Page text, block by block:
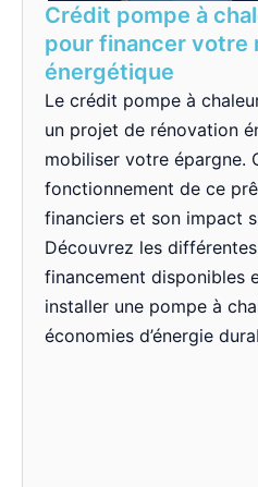
Crédit pompe à
pour financer votre
énergétique
Le crédit pompe à
un projet de rénovation
mobiliser votre épargne.
fonctionnement de ce
financiers et son impact
Découvrez les
financement disponibles
installer une pompe à
économies d’énergie